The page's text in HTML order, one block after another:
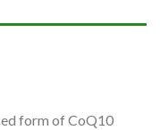
form of CoQ10